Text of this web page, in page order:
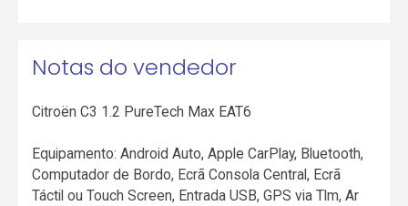
Notas do vendedor
Citroën C3 1.2 PureTech Max EAT6
Equipamento: Android Auto, Apple CarPlay, Bluetooth,
Computador de Bordo, Ecrã Consola Central, Ecrã
Táctil ou Touch Screen, Entrada USB, GPS via Tlm, Ar